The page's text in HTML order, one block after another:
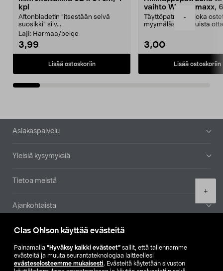
Clas Ohlson käyttää evästeitä
Painamalla ”Hyväksy kaikki evästeet” sallit, että tallennamme
evästeitä ja muuta seurantateknologiaa laitteellesi
evästeselosteemme mukaisesti. Evästeitä käytetään sivuston
-
+
kpl
Aftonbladetin "itsestään selvä
suosikki" siiv...
Laji: Harmaa/beige
3,99
Lisää ostoskoriin
vaihto Wassermaxx,
Täyttöpatruuna, joka
myymälästä – muista
3,00
Lisää ostoskoriin
Alatunniste
Asiakaspalvelu
Yleisiä kysymyksiä
Tietoa meistä
Ajankohtaista
Muut yrityksemme
Etsi myymälä